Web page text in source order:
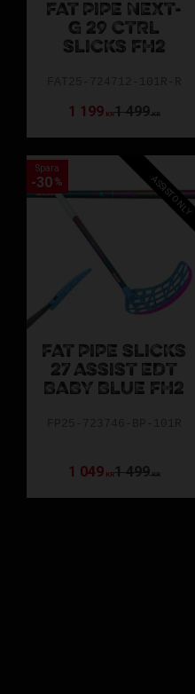
FAT PIPE NEXT-
G 29 CTRL
SLICKS FH2
1 199KR1 499KR
FAT PIPE SLICKS
27 ASSIST EDT
BABY BLUE FH2
1 049KR1 499KR
Spara
30 % ASSIST ONLY